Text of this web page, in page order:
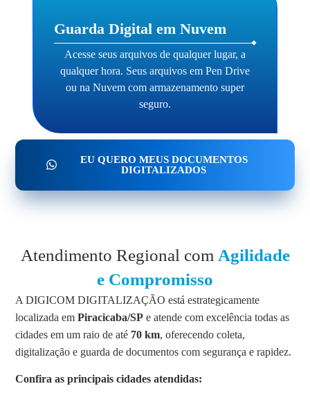
Guarda Digital em Nuvem
Acesse seus arquivos de qualquer lugar, a
qualquer hora. Seus arquivos em Pen Drive
ou na Nuvem com armazenamento super
seguro.
EU QUERO MEUS DOCUMENTOS
DIGITALIZADOS
Atendimento Regional com Agilidade
e Compromisso
A DIGICOM DIGITALIZAÇÃO está estrategicamente
localizada emPiracicaba/SP e atende com excelência todas as
cidades em um raio de até 70 km, oferecendo coleta,
digitalização e guarda de documentos com segurança e rapidez.
Confira as principais cidades atendidas: